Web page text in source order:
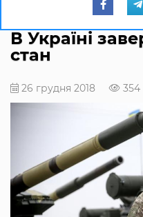
В Україні
стан
26 грудня 2018 354